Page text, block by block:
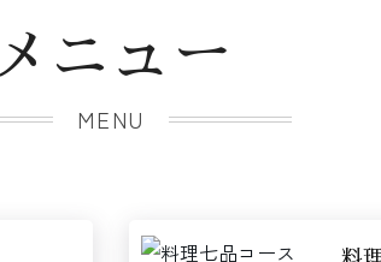
メニュー
MENU